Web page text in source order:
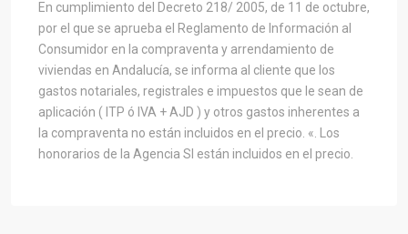
En cumplimiento del Decreto 218/ 2005, de 11 de octubre,
por el que se aprueba el Reglamento de Información al
Consumidor en la compraventa y arrendamiento de
viviendas en Andalucía, se informa al cliente que los
gastos notariales, registrales e impuestos que le sean de
aplicación ( ITP ó IVA + AJD ) y otros gastos inherentes a
la compraventa no están incluidos en el precio. «. Los
honorarios de la Agencia SI están incluidos en el precio.